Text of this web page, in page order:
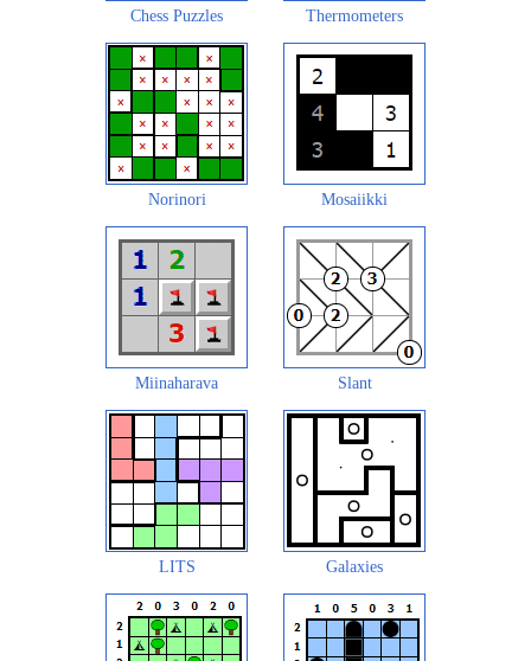
Chess Puzzles Thermometers
Norinori Mosaiikki
Miinaharava Slant
LITS Galaxies